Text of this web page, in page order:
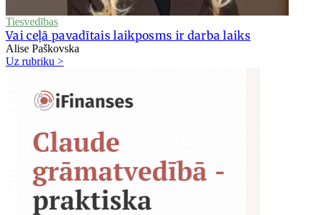
Tiesvedības
Vai ceļā pavadītais laikposms ir darba laiks
Alise Paškovska
Uz rubriku >